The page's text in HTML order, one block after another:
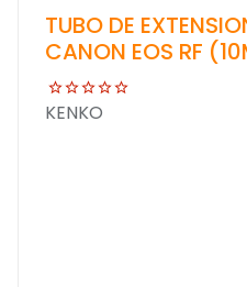
TUBO DE
CANON EOS RF
KENKO